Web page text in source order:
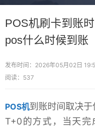
POS机刷卡到账
pos什么时候到账
发布时间：2026年05月02日
阅读：537
POS机到账时间取决
T+0的方式，当天完